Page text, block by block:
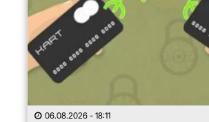
06.08.2026 - 18:11